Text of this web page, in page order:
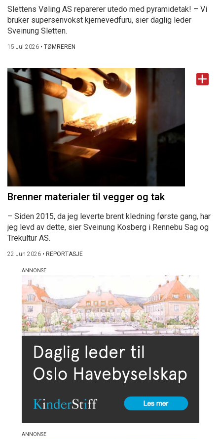
Slettens Vøling AS reparerer utedo med pyramidetak! – Vi
bruker supersenvokst kjernevedfuru, sier daglig leder
Sveinung Sletten.
15 Jul 2026 • TØMREREN
Brenner materialer til vegger og tak
– Siden 2015, da jeg leverte brent kledning første gang, har
jeg levd av dette, sier Sveinung Kosberg i Rennebu Sag og
Trekultur AS.
22 Jun 2026 • REPORTASJE